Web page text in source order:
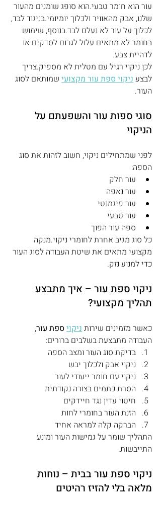
עור הוא חומר טבעי.הוא סופג שומנים מהעור
שלנו, אבק מהאוויר ולכלוך יומיומי.בניגוד לבד,
לכלוך על עור לא נעלם לבד.בנוסף, שימוש
בחומר לא מתאים עלול לגרום לסדקים או
לדהיית צבע.
לכן ניקוי רגיל עם מטלית לא מספיק.צריך
לבצע ניקוי ספת עור מקצועי שמותאם לסוג
העור.
סוגי ספות עור והשפעתם על
הניקוי
לפני שמתחילים ניקוי, חשוב לזהות את סוג
הספה:
עור חלק
עור נאפה
עור פיגמנטי
עור טבעי
ספה עור הפוך
כל סוג מגיב אחרת לחומרי ניקוי.מנקה
מקצועי מתאים את שיטת העבודה לסוג העור
כדי למנוע נזק.
ניקוי ספת עור – איך מתבצע
תהליך מקצועי?
כאשר מזמינים שירות ניקוי ספת עור,
העבודה מתבצעת בשלבים ברורים:
בדיקת סוג העור ומצב הספה
ניקוי אבק ולכלוך יבש
ניקוי עם חומר ייעודי לעור
הסרת כתמים בצורה נקודתית
חיטוי עדין נגד חיידקים
הזנת העור בחומרי לחות
הברקה קלה למראה אחיד
התהליך שומר על גמישות העור ומונע
התייבשות.
ניקוי ספת עור בבית – נוחות
מלאה בלי להזיז רהיטים